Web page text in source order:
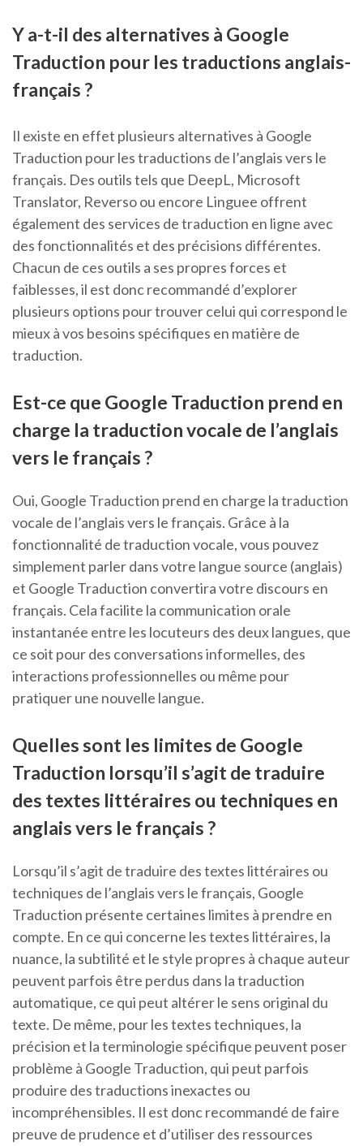
Y a-t-il des alternatives à Google
Traduction pour les traductions anglais-
français ?
Il existe en effet plusieurs alternatives à Google
Traduction pour les traductions de l’anglais vers le
français. Des outils tels que DeepL, Microsoft
Translator, Reverso ou encore Linguee offrent
également des services de traduction en ligne avec
des fonctionnalités et des précisions différentes.
Chacun de ces outils a ses propres forces et
faiblesses, il est donc recommandé d’explorer
plusieurs options pour trouver celui qui correspond le
mieux à vos besoins spécifiques en matière de
traduction.
Est-ce que Google Traduction prend en
charge la traduction vocale de l’anglais
vers le français ?
Oui, Google Traduction prend en charge la traduction
vocale de l’anglais vers le français. Grâce à la
fonctionnalité de traduction vocale, vous pouvez
simplement parler dans votre langue source (anglais)
et Google Traduction convertira votre discours en
français. Cela facilite la communication orale
instantanée entre les locuteurs des deux langues, que
ce soit pour des conversations informelles, des
interactions professionnelles ou même pour
pratiquer une nouvelle langue.
Quelles sont les limites de Google
Traduction lorsqu’il s’agit de traduire
des textes littéraires ou techniques en
anglais vers le français ?
Lorsqu’il s’agit de traduire des textes littéraires ou
techniques de l’anglais vers le français, Google
Traduction présente certaines limites à prendre en
compte. En ce qui concerne les textes littéraires, la
nuance, la subtilité et le style propres à chaque auteur
peuvent parfois être perdus dans la traduction
automatique, ce qui peut altérer le sens original du
texte. De même, pour les textes techniques, la
précision et la terminologie spécifique peuvent poser
problème à Google Traduction, qui peut parfois
produire des traductions inexactes ou
incompréhensibles. Il est donc recommandé de faire
preuve de prudence et d’utiliser des ressources